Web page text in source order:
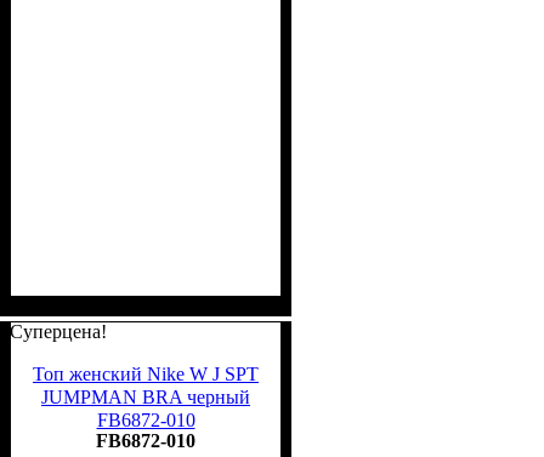
Суперцена!
Топ женский Nike W J SPT
JUMPMAN BRA черный
FB6872-010
FB6872-010